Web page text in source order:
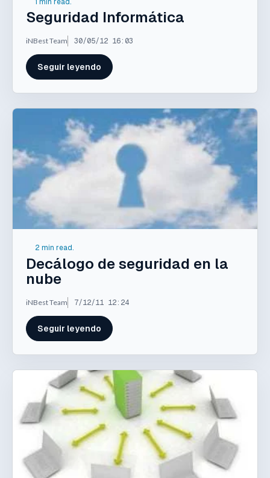
Seguridad Informática
iNBest Team 30/05/12 16:03
Seguir leyendo
2 min read.
Decálogo de seguridad en la
nube
iNBest Team 7/12/11 12:24
Seguir leyendo